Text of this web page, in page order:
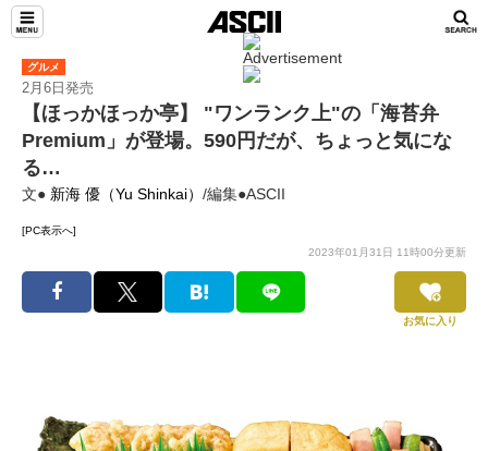
グルメ
2月6日発売
【ほっかほっか亭】 "ワンランク上"の「海苔弁
Premium」が登場。590円だが、ちょっと気にな
る…
文● 新海 優（Yu Shinkai） /編集●ASCII
[PC表示へ]
2023年01月31日 11時00分更新
お気に入り